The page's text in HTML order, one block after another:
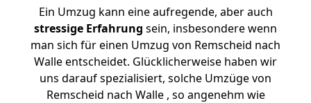
Ein Umzug kann eine aufregende, aber auch
stressige Erfahrung sein, insbesondere wenn
man sich für einen Umzug von Remscheid nach
Walle entscheidet. Glücklicherweise haben wir
uns darauf spezialisiert, solche Umzüge von
Remscheid nach Walle , so angenehm wie